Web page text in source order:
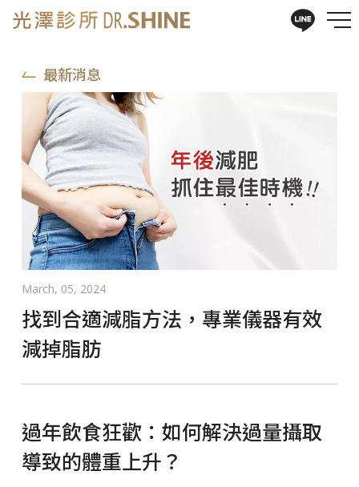
最新消息
March, 05, 2024
找到合適減脂方法，專業儀器有效
減掉脂肪
過年飲食狂歡：如何解決過量攝取
導致的體重上升？